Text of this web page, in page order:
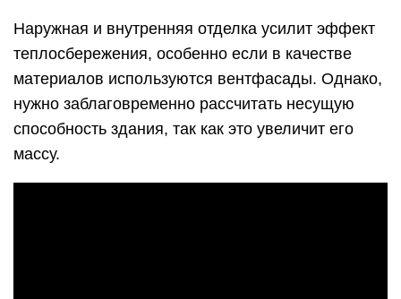
Наружная и внутренняя отделка усилит эффект
теплосбережения, особенно если в качестве
материалов используются вентфасады. Однако,
нужно заблаговременно рассчитать несущую
способность здания, так как это увеличит его
массу.